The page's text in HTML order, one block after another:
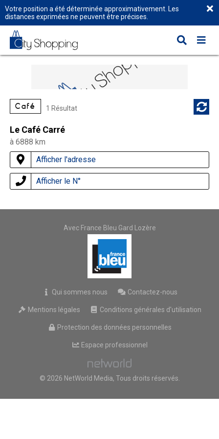
Votre position a été déterminée approximativement. Les
distances exprimées ne peuvent être précises.
Café 1 Résultat
Le Café Carré
à 6888 km
Afficher l'adresse
Afficher le N°
Avec France Bleu Gard Lozère
Qui sommes nous Contactez-nous
Mentions légales Conditions générales d'utilisation
Protection des données personnelles
Espace professionnel
© 2026 NetWorld Media, Tous droits réservés.